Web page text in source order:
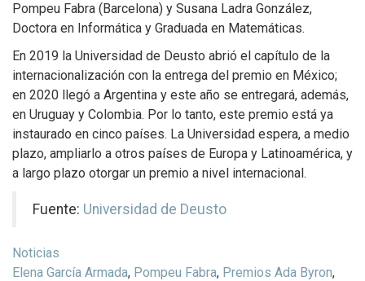
Pompeu Fabra (Barcelona) y Susana Ladra González,
Doctora en Informática y Graduada en Matemáticas.
En 2019 la Universidad de Deusto abrió el capítulo de la
internacionalización con la entrega del premio en México;
en 2020 llegó a Argentina y este año se entregará, además,
en Uruguay y Colombia. Por lo tanto, este premio está ya
instaurado en cinco países. La Universidad espera, a medio
plazo, ampliarlo a otros países de Europa y Latinoamérica, y
a largo plazo otorgar un premio a nivel internacional.
Fuente: Universidad de Deusto
Noticias
Elena García Armada, Pompeu Fabra, Premios Ada Byron,